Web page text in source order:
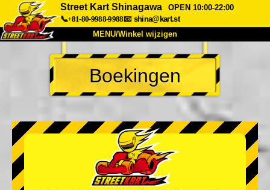
Street Kart Shinagawa
OPEN 10:00-22:00
📞+81-80-9988-9988📧 shina@kart.st
MENU/Winkel wijzigen
TOP
Over Specificaties Prijzen
Bedrijf Boekingen
Winkel wijzigen
Tokyo Shinagawa Tokyo Akihabara#1
Tokyo Akihabara#2
Boekingen